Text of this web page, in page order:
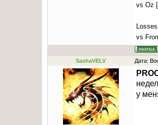
vs Oz
vs
SashaVELV Дата:
у